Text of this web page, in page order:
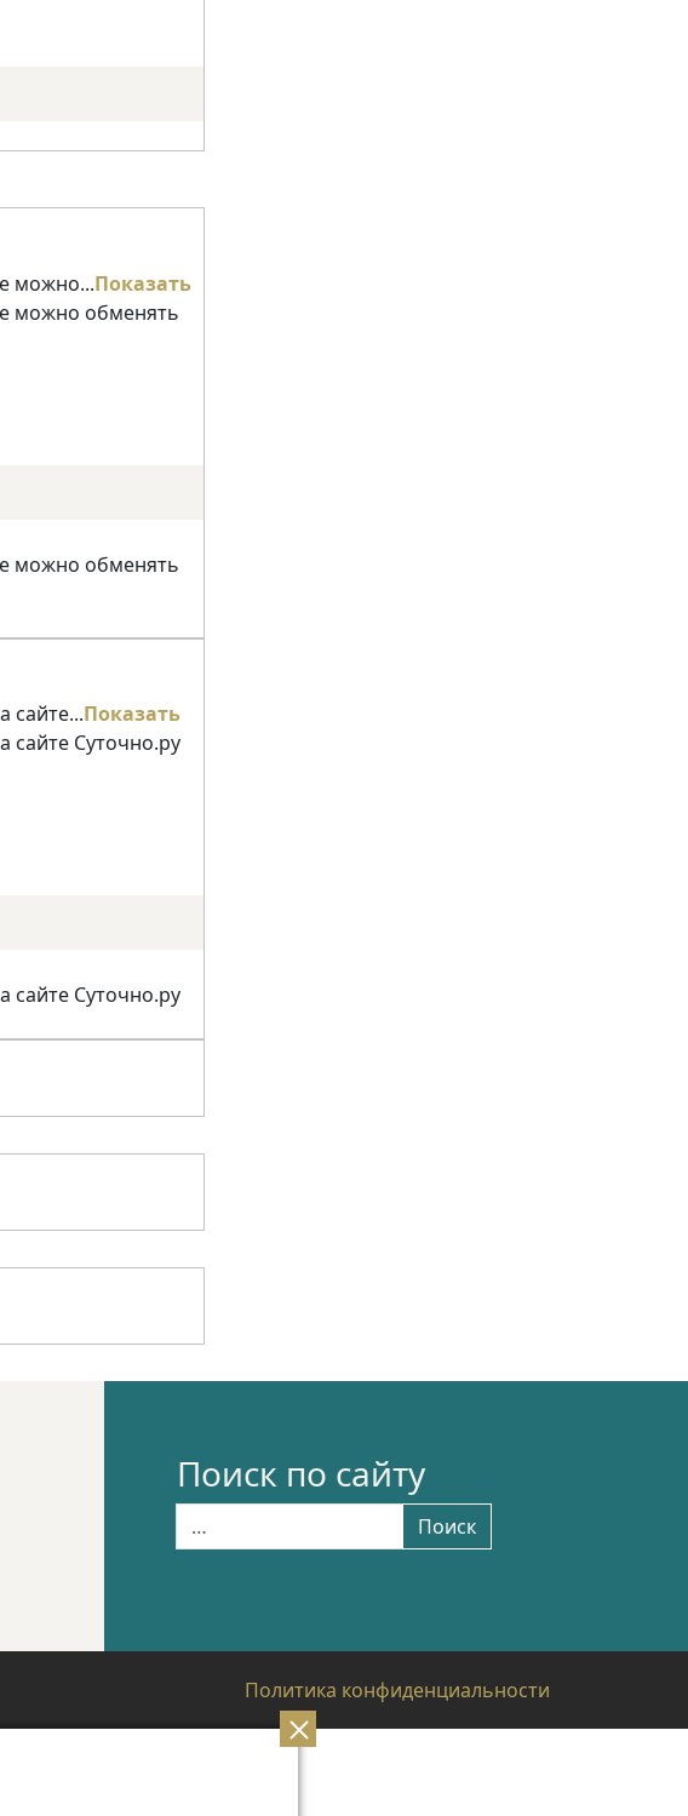
можно...Показать
можно обменять
можно обменять
сайте...Показать
сайте Суточно.ру
сайте Суточно.ру
Поиск по сайту
Поиск
Политика конфиденциальности